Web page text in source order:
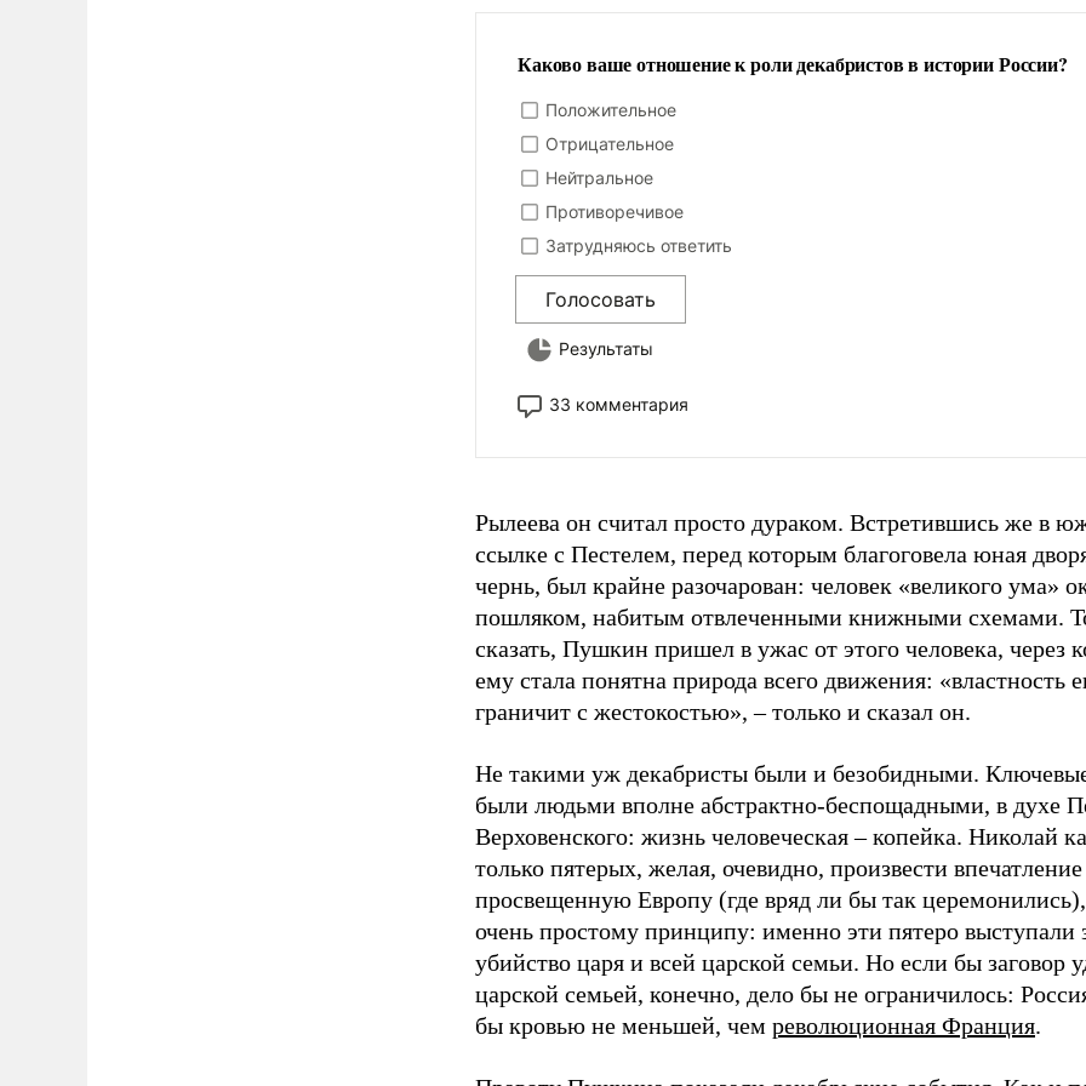
Каково ваше отношение к роли декабристов в истории России?
Положительное
Отрицательное
Нейтральное
Противоречивое
Затрудняюсь ответить
Голосовать
Результаты
33 комментария
Рылеева он считал просто дураком. Встретившись же в
ссылке с Пестелем, перед которым благоговела юная
чернь, был крайне разочарован: человек «великого ума»
пошляком, набитым отвлеченными книжными схемами.
сказать, Пушкин пришел в ужас от этого человека, через
ему стала понятна природа всего движения: «властность
граничит с жестокостью», – только и сказал он.
Не такими уж декабристы были и безобидными.
были людьми вполне абстрактно-беспощадными, в духе
Верховенского: жизнь человеческая – копейка. Николай
только пятерых, желая, очевидно, произвести
просвещенную Европу (где вряд ли бы так
очень простому принципу: именно эти пятеро выступали
убийство царя и всей царской семьи. Но если бы заговор
царской семьей, конечно, дело бы не ограничилось:
бы кровью не меньшей, чем революционная Франция.